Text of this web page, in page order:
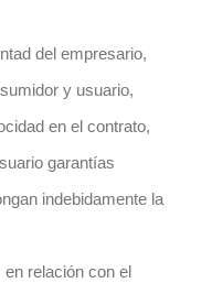
del empresario,
y usuario,
en el contrato,
garantías
indebidamente la
relación con el